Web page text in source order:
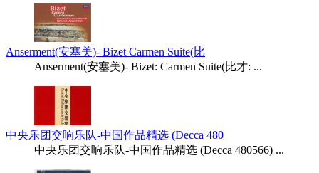
Anserment(安塞美)- Bizet Carmen Suite(比
Anserment(安塞美)- Bizet: Carmen Suite(比才: ...
中央乐团交响乐队-中国作品精选 (Decca 480
中央乐团交响乐队-中国作品精选 (Decca 480566) ...